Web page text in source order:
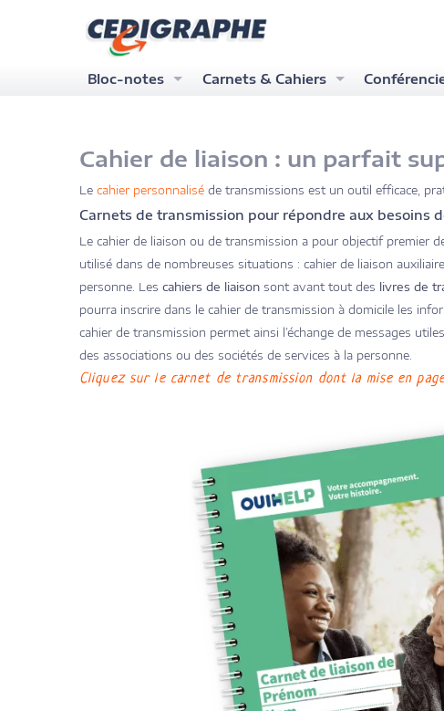
Bloc-notes
Bloc-note A6
Blocs pour graphistes
Carnets & Cahiers
Carnet A6
Carnets pour graphistes
Carnet autocopiant
Blocs pour
Cahier de liaison : un parfait
Le cahier personnalisé de transmissions est un outil efficace,
Carnets de transmission pour répondre aux besoins
Le cahier de liaison ou de transmission a pour objectif premier
utilisé dans de nombreuses situations : cahier de liaison
personne. Les cahiers de liaison sont avant tout des livres de
pourra inscrire dans le cahier de transmission à domicile les
cahier de transmission permet ainsi l’échange de messages
des associations ou des sociétés de services à la personne.
Cliquez sur le carnet de transmission dont la mise en